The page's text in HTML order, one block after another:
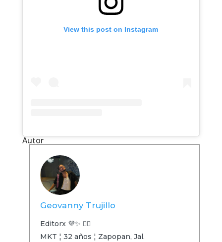
View this post on Instagram
Autor
Geovanny Trujillo
Editorx 💜✨ 🏳️‍🌈
MKT ¦ 32 años ¦ Zapopan, Jal.